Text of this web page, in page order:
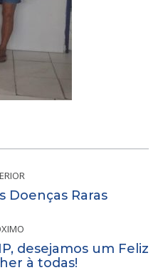
Post
Doenças Raras
Próximo
desejamos um Feliz
à todas!